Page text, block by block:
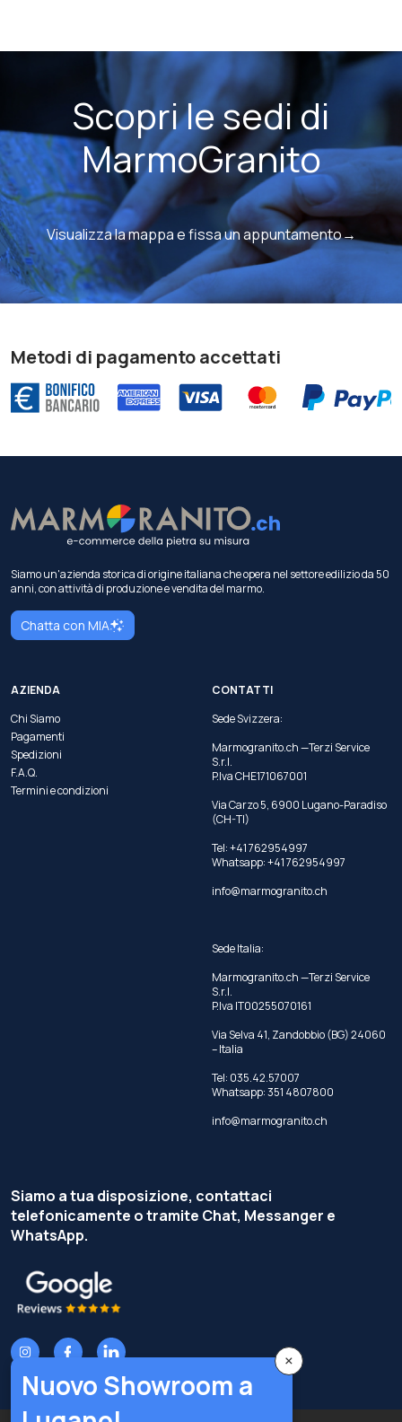
Scopri le sedi di
MarmoGranito
Visualizza la mappa e fissa un appuntamento→
Metodi di pagamento accettati
Siamo un'azienda storica di origine italiana che opera nel settore edilizio da 50
anni, con attività di produzione e vendita del marmo.
Chatta con MIA
AZIENDA
Chi Siamo
Pagamenti
Spedizioni
F.A.Q.
Termini e condizioni
CONTATTI
Sede Svizzera:
Marmogranito.ch —Terzi Service
S.r.l.
P.Iva CHE171067001
Via Carzo 5, 6900 Lugano-Paradiso
(CH-TI)
Tel: +41 762954997
Whatsapp:+41 762954997
info@marmogranito.ch
Sede Italia:
Marmogranito.ch —Terzi Service
S.r.l.
P.Iva IT00255070161
Via Selva 41, Zandobbio (BG) 24060
– Italia
Tel: 035.42.57007
Whatsapp:351 4807800
info@marmogranito.ch
Siamo a tua disposizione, contattaci
telefonicamente o tramite Chat, Messanger e
WhatsApp.
×
Nuovo Showroom a